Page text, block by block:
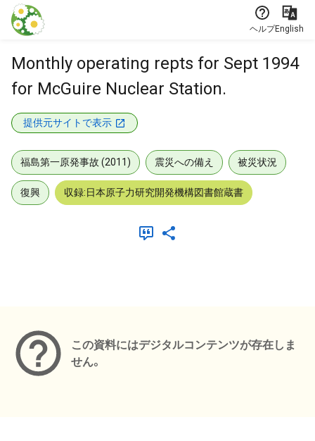
本文に飛ぶ
ヘルプEnglish
Monthly operating repts for Sept 1994
for McGuire Nuclear Station.
提供元サイトで表示
福島第一原発事故 (2011) 震災への備え 被災状況
復興 収録:日本原子力研究開発機構図書館蔵書
この資料にはデジタルコンテンツが存在しま
せん。